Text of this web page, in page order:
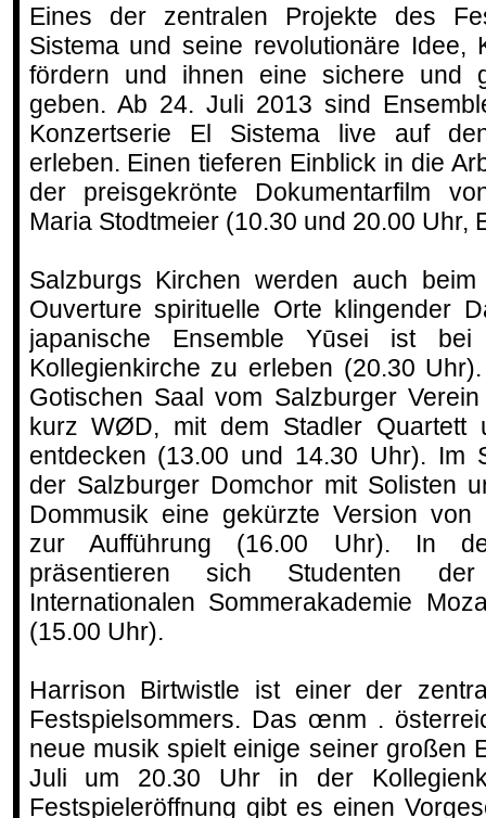
Eines der zentralen Projekte des
Sistema und seine revolutionäre Idee,
fördern und ihnen eine sichere und
geben. Ab 24. Juli 2013 sind
Konzertserie El Sistema live auf
erleben. Einen tieferen Einblick in die
der preisgekrönte Dokumentarfilm
Maria Stodtmeier (10.30 und 20.00 Uhr,
Salzburgs Kirchen werden auch
Ouverture spirituelle Orte klingender
japanische Ensemble Yūsei ist
Kollegienkirche zu erleben (20.30
Gotischen Saal vom Salzburger
kurz WØD, mit dem Stadler Quartett
entdecken (13.00 und 14.30 Uhr). Im
der Salzburger Domchor mit Solisten
Dommusik eine gekürzte Version von
zur Aufführung (16.00 Uhr). In
präsentieren sich Studenten
Internationalen Sommerakademie
(15.00 Uhr).
Harrison Birtwistle ist einer der
Festspielsommers. Das œnm .
neue musik spielt einige seiner großen
Juli um 20.30 Uhr in der
Festspieleröffnung gibt es einen